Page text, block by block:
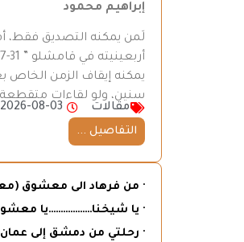
إبراهيم محمود
لَمن يمكنه التصديق فقط،
يمكنه إيقاف الزمن الخاص
سنين، ولو لقاءات
مقالات
2026-08-03
التفاصيل ...
· من فرهاد الى معشوق
· يا شيخنا………………يا
· رحلتي من دمشق إلى